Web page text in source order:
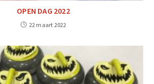
OPEN DAG 2022
22 maart 2022